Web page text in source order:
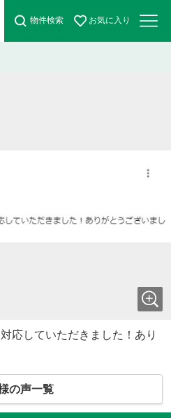
物件検索 お気に入り
応していただきました！あり
の声一覧